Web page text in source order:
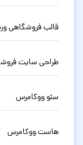
قالب فروشگاهی
طراحی سایت
سئو ووکامرس
هاست ووکامرس